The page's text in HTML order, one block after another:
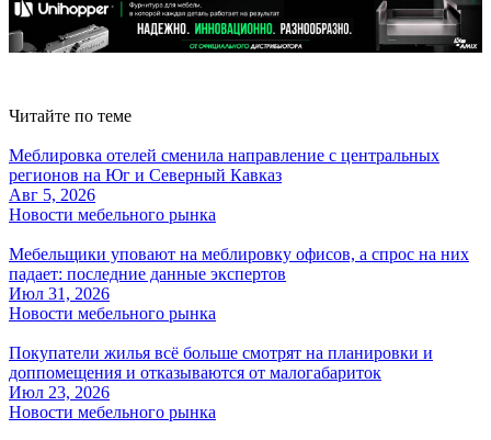
Читайте по теме
Меблировка отелей сменила направление с центральных
регионов на Юг и Северный Кавказ
Авг 5, 2026
Новости мебельного рынка
Мебельщики уповают на меблировку офисов, а спрос на них
падает: последние данные экспертов
Июл 31, 2026
Новости мебельного рынка
Покупатели жилья всё больше смотрят на планировки и
доппомещения и отказываются от малогабариток
Июл 23, 2026
Новости мебельного рынка